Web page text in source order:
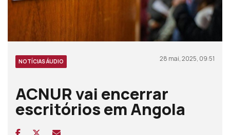
NOTÍCIAS ÁUDIO 28 mai, 2025, 09:51
ACNUR vai encerrar
escritórios em Angola